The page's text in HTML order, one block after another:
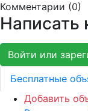
Комментарии (0)
Написать
Войти или
Бесплатные
Добавить